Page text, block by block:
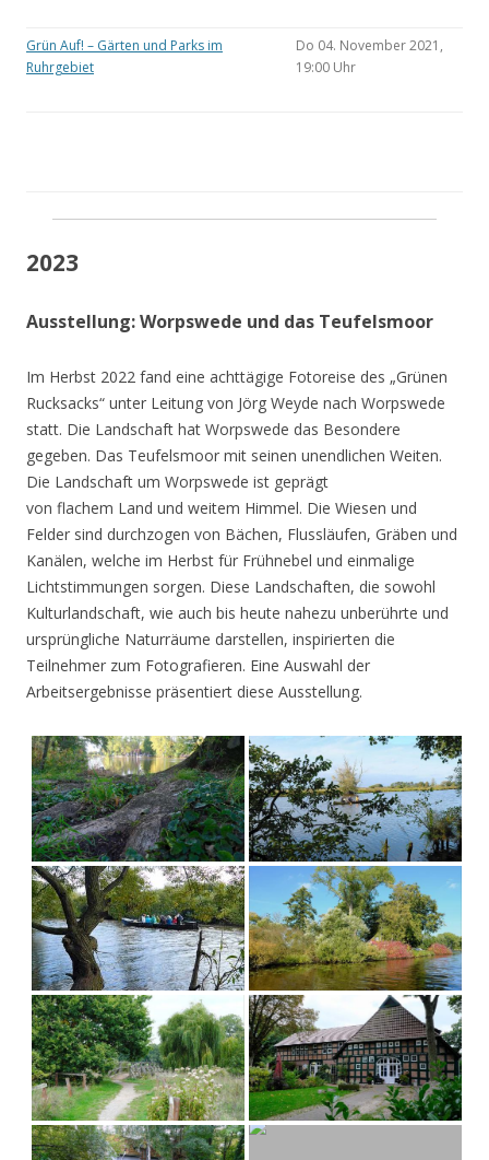
Grün Auf! – Gärten und Parks im
Ruhrgebiet
Do 04. November 2021,
19:00 Uhr
2023
Ausstellung: Worpswede und das Teufelsmoor
Im Herbst 2022 fand eine achttägige Fotoreise des „Grünen
Rucksacks“ unter Leitung von Jörg Weyde nach Worpswede
statt. Die Landschaft hat Worpswede das Besondere
gegeben. Das Teufelsmoor mit seinen unendlichen Weiten.
Die Landschaft um Worpswede ist geprägt
von flachem Land und weitem Himmel. Die Wiesen und
Felder sind durchzogen von Bächen, Flussläufen, Gräben und
Kanälen, welche im Herbst für Frühnebel und einmalige
Lichtstimmungen sorgen. Diese Landschaften, die sowohl
Kulturlandschaft, wie auch bis heute nahezu unberührte und
ursprüngliche Naturräume darstellen, inspirierten die
Teilnehmer zum Fotografieren. Eine Auswahl der
Arbeitsergebnisse präsentiert diese Ausstellung.